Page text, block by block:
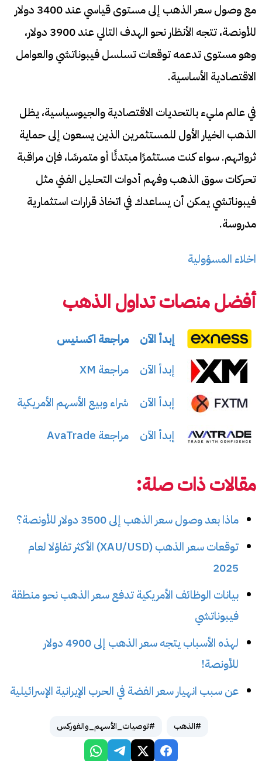
مع وصول سعر الذهب إلى مستوى قياسي عند 3400 دولار
للأونصة، تتجه الأنظار نحو الهدف التالي عند 3900 دولار،
وهو مستوى تدعمه توقعات تسلسل فيبوناتشي والعوامل
الاقتصادية الأساسية.
في عالم مليء بالتحديات الاقتصادية والجيوسياسية، يظل
الذهب الخيار الأول للمستثمرين الذين يسعون إلى حماية
ثرواتهم. سواء كنت مستثمرًا مبتدئًا أو متمرسًا، فإن مراقبة
تحركات سوق الذهب وفهم أدوات التحليل الفني مثل
فيبوناتشي يمكن أن يساعدك في اتخاذ قرارات استثمارية
مدروسة.
اخلاء المسؤولية
أفضل منصات تداول الذهب
إبدأ الآن
مراجعة اكسنيس
إبدأ الآن
مراجعة XM
إبدأ الآن
شراء وبيع الأسهم الأمريكية
إبدأ الآن
مراجعة AvaTrade
مقالات ذات صلة:
ماذا بعد وصول سعر الذهب إلى 3500 دولار للأونصة؟
توقعات سعر الذهب (XAU/USD) الأكثر تفاؤلا لعام
2025
بيانات الوظائف الأمريكية تدفع سعر الذهب نحو منطقة
فيبوناتشي
لهذه الأسباب يتجه سعر الذهب إلى 4900 دولار
للأونصة!
عن سبب انهيار سعر الفضة في الحرب الإيرانية الإسرائيلية
#الذهب #توصيات_الأسهم_والفوركس